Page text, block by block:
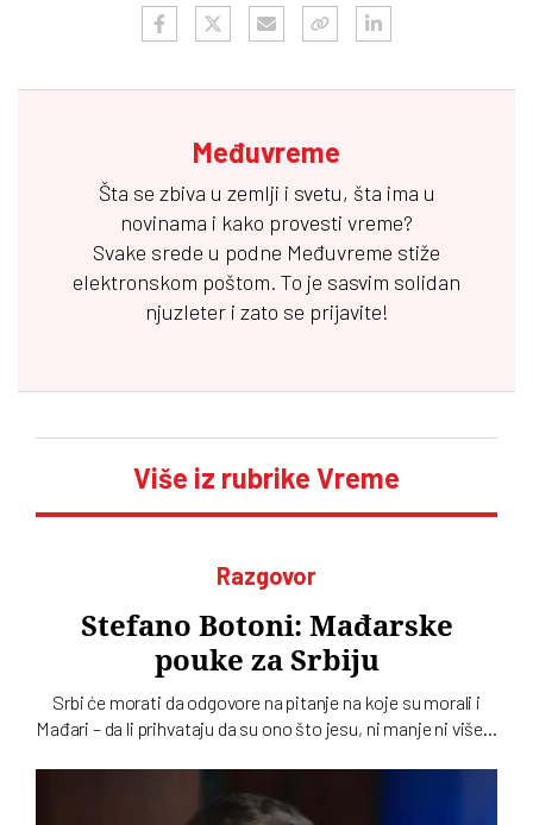
Međuvreme
Šta se zbiva u zemlji i svetu, šta ima u
novinama i kako provesti vreme?
Svake srede u podne Međuvreme stiže
elektronskom poštom. To je sasvim solidan
njuzleter i zato se prijavite!
Više iz rubrike Vreme
Razgovor
Stefano Botoni: Mađarske
pouke za Srbiju
Srbi će morati da odgovore na pitanje na koje su morali i
Mađari – da li prihvataju da su ono što jesu, ni manje ni više…
Mađarskoj